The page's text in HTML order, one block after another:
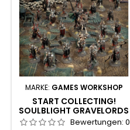
MARKE: GAMES WORKSHOP
START COLLECTING!
SOULBLIGHT GRAVELORDS
Bewertungen: 0